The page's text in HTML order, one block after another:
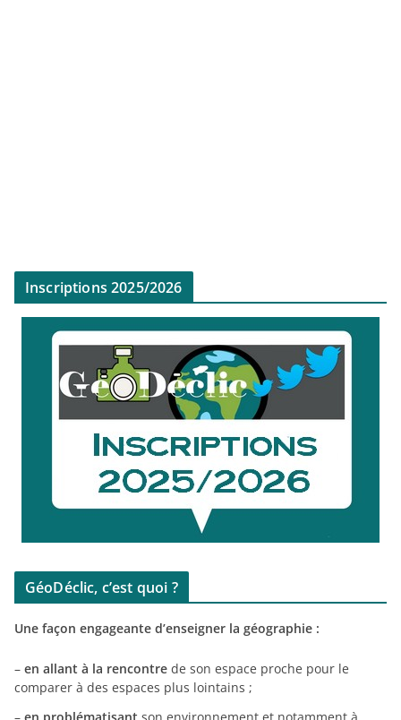
Inscriptions 2025/2026
GéoDéclic, c’est quoi ?
Une façon engageante d’enseigner la géographie :
– en allant à la rencontre de son espace proche pour le
comparer à des espaces plus lointains ;